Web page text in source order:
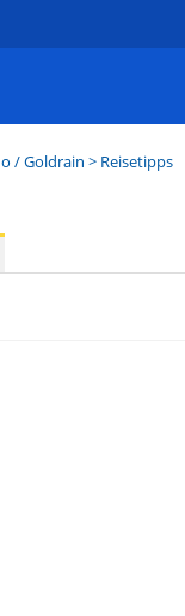
/ Goldrain > Reisetipps